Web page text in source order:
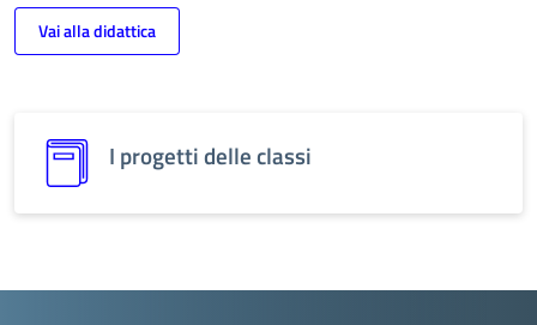
Vai alla didattica
I progetti delle classi